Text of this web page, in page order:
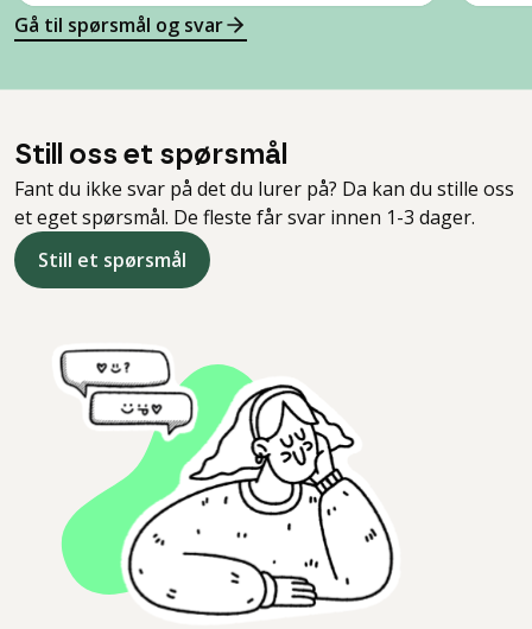
Gå til spørsmål og svar
Still oss et spørsmål
Fant du ikke svar på det du lurer på? Da kan du stille oss
et eget spørsmål. De fleste får svar innen 1-3 dager.
Still et spørsmål